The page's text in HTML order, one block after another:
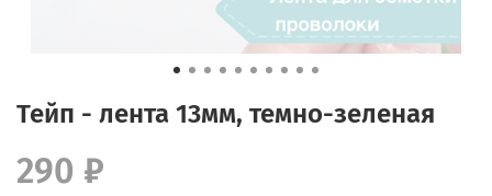
Тейп - лента 13мм, темно-зеленая
290 ₽